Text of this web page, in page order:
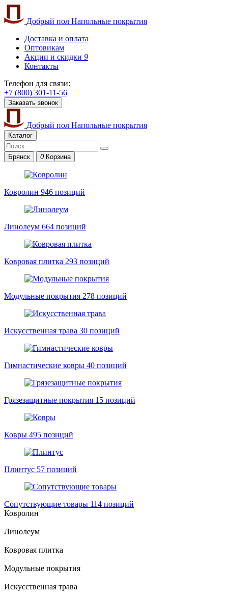
Добрый пол Напольные покрытия
Доставка и оплата
Оптовикам
Акции и скидки 9
Контакты
Телефон для связи:
+7 (800) 301-11-56
Заказать звонок
Добрый пол Напольные покрытия
Каталог
Брянск 0 Корзина
Ковролин 946 позиций
Линолеум 664 позиций
Ковровая плитка 293 позиций
Модульные покрытия 278 позиций
Искусственная трава 30 позиций
Гимнастические ковры 40 позиций
Грязезащитные покрытия 15 позиций
Ковры 495 позиций
Плинтус 57 позиций
Сопутствующие товары 114 позиций
Ковролин
Линолеум
Ковровая плитка
Модульные покрытия
Искусственная трава